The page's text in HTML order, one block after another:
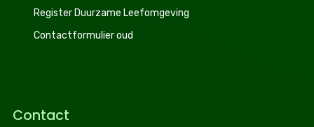
Register Duurzame Leefomgeving
Contactformulier oud
Contact